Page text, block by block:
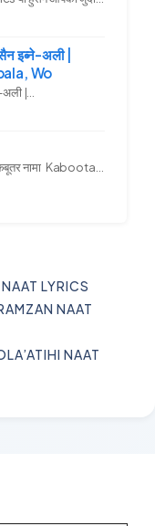
इब्ने-अली |
Wo
|...
Kabootar Nama Lyrics In Hindi | हिन्दी में कबूतर नामा Kabootar...
LYRICS
NAAT
NAAT